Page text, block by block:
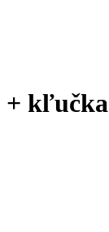
+ kľučka